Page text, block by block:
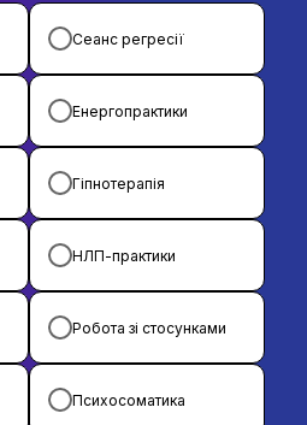
Сеанс регресії
Енергопрактики
Гіпнотерапія
НЛП-практики
Робота зі стосунками
Психосоматика